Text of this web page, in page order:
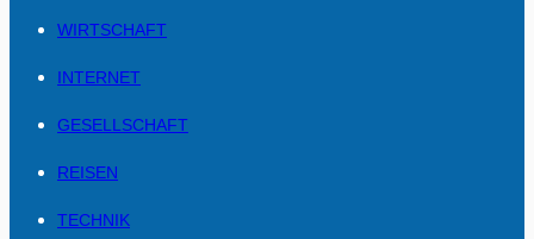
WIRTSCHAFT
INTERNET
GESELLSCHAFT
REISEN
TECHNIK